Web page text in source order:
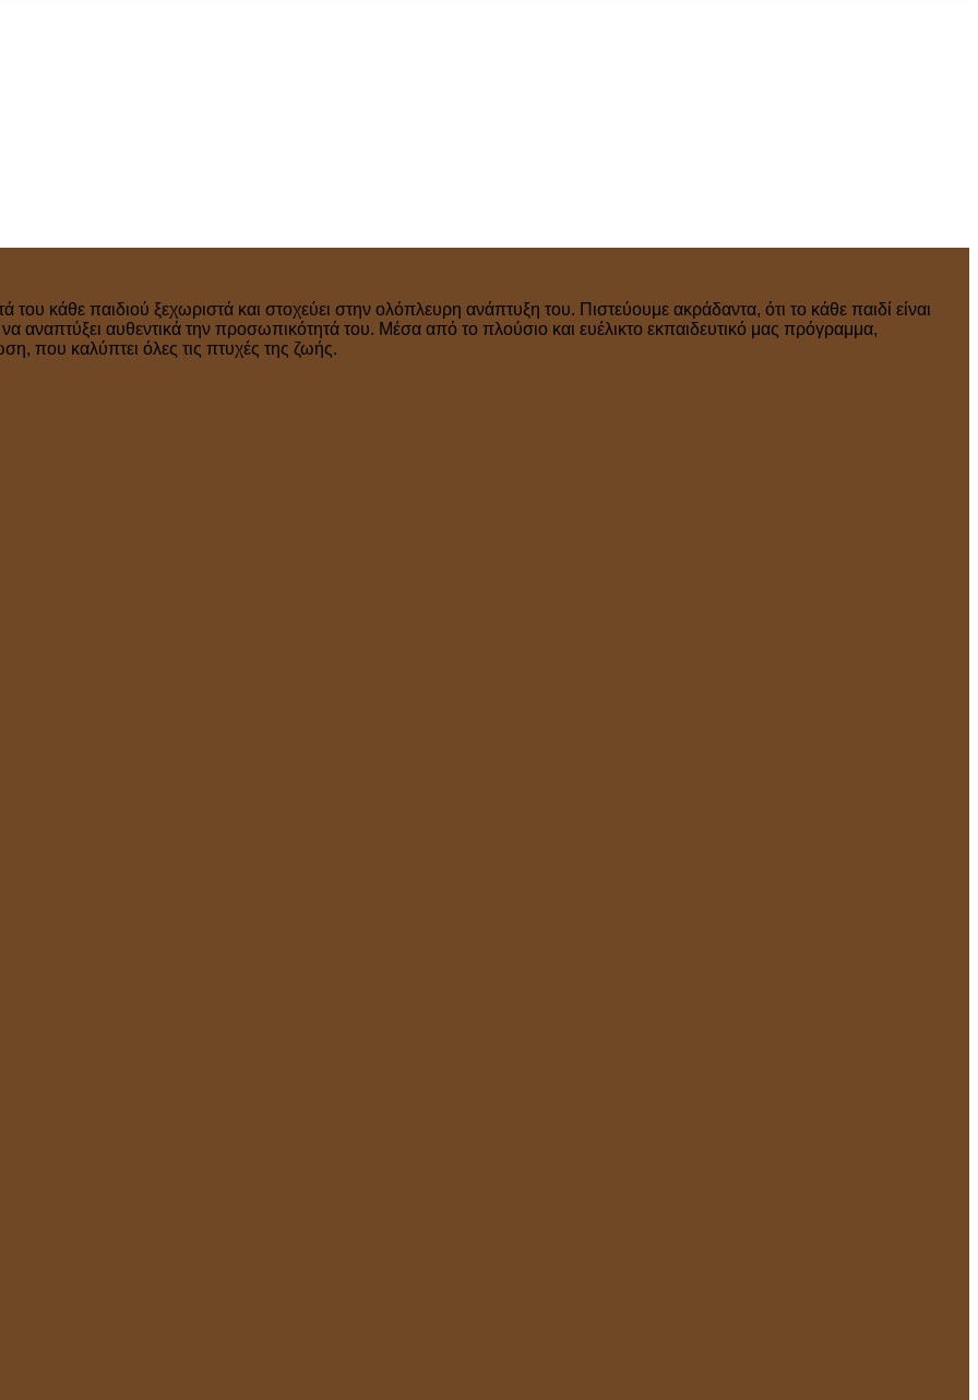
του κάθε παιδιού ξεχωριστά και στοχεύει στην ολόπλευρη ανάπτυξη του. Πιστεύουμε ακράδαντα, ότι το κάθε παιδί είναι
αναπτύξει αυθεντικά την προσωπικότητά του. Μέσα από το πλούσιο και ευέλικτο εκπαιδευτικό μας πρόγραμμα,
που καλύπτει όλες τις πτυχές της ζωής.